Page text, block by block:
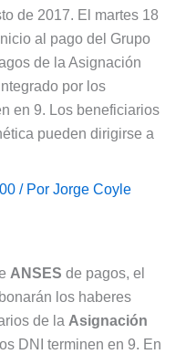
de 2017. El martes 18
al pago del Grupo
de la Asignación
por los
en 9. Los beneficiarios
pueden dirigirse a
/ Por Jorge Coyle
ANSES de pagos, el
los haberes
de la Asignación
DNI terminen en 9. En